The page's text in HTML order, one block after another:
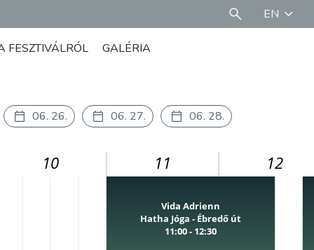
EN
FESZTIVÁLRÓL GALÉRIA
06. 26. 06. 27. 06. 28.
10 11 12
Vida Adrienn
Hatha Jóga - Ébredő út
11:00 - 12:30